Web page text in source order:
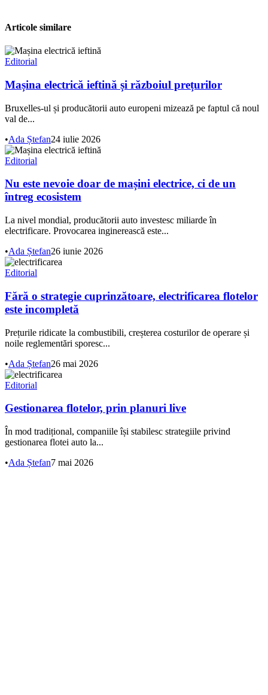
Articole similare
Editorial
Mașina electrică ieftină și războiul prețurilor
Bruxelles-ul și producătorii auto europeni mizează pe faptul că noul
val de...
•Ada Ștefan24 iulie 2026
Editorial
Nu este nevoie doar de mașini electrice, ci de un
întreg ecosistem
La nivel mondial, producătorii auto investesc miliarde în
electrificare. Provocarea inginerească este...
•Ada Ștefan26 iunie 2026
Editorial
Fără o strategie cuprinzătoare, electrificarea flotelor
este incompletă
Prețurile ridicate la combustibili, creșterea costurilor de operare și
noile reglementări sporesc...
•Ada Ștefan26 mai 2026
Editorial
Gestionarea flotelor, prin planuri live
În mod tradițional, companiile își stabilesc strategiile privind
gestionarea flotei auto la...
•Ada Ștefan7 mai 2026